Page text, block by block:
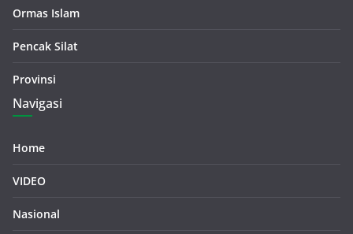
Ormas Islam
Pencak Silat
Provinsi
Navigasi
Home
VIDEO
Nasional